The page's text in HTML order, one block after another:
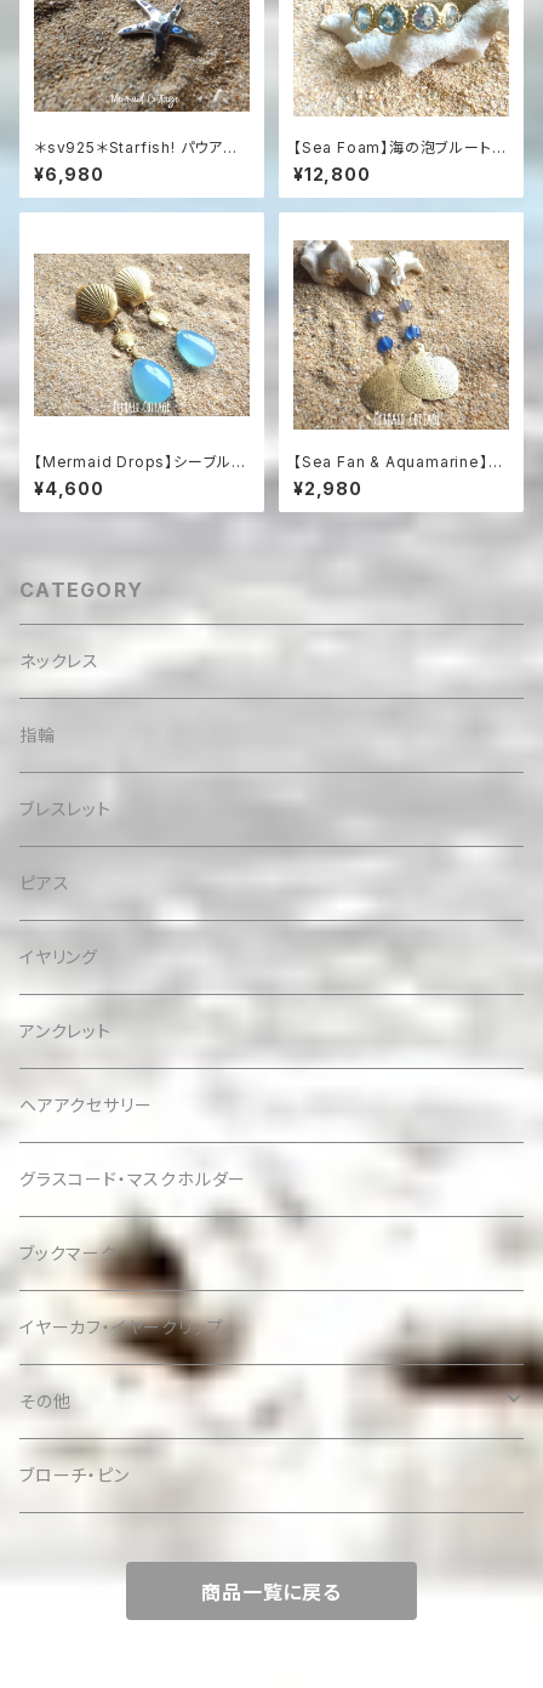
＊sv925＊Starfish! パウアシ
ェル＆シルバー925 スターフィッ
シュ 天然石ネックレス
¥6,980
【Sea Foam】海の泡ブルートパ
ーズの燻しシルバーリング（Silv
er925）
¥12,800
【Mermaid Drops】シーブルー
カルセドニーとシェルのマーメイ
ドイヤリング
¥4,600
【Sea Fan & Aquamarine】海
うちわと3色アクアマリンのグラ
デーションピアス
¥2,980
CATEGORY
ネックレス
指輪
ブレスレット
ピアス
イヤリング
アンクレット
ヘアアクセサリー
グラスコード・マスクホルダー
ブックマーク
イヤーカフ・イヤークリップ
その他
ケース
ブローチ・ピン
商品一覧に戻る